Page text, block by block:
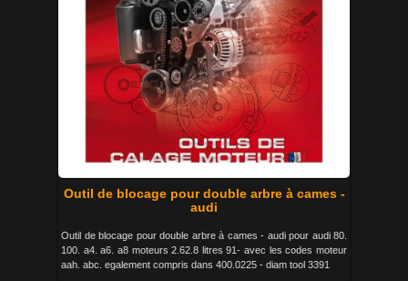
Outil de blocage pour double arbre à cames -
audi
Outil de blocage pour double arbre à cames - audi pour audi 80.
100. a4. a6. a8 moteurs 2.62.8 litres 91- avec les codes moteur
aah. abc. egalement compris dans 400.0225 - diam tool 3391